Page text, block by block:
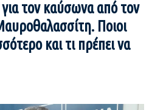
τον καύσωνα από τον
Ποιοι
και τι πρέπει να